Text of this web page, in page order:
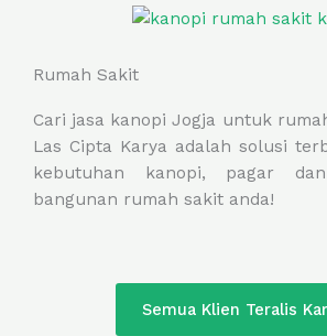
Rumah Sakit
Cari jasa kanopi Jogja untuk
Las Cipta Karya adalah solusi
kebutuhan kanopi, pagar
bangunan rumah sakit anda!
Semua Klien Teralis